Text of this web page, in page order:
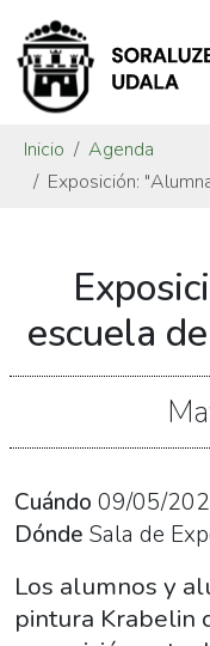
Inicio
Agenda
Exposición:
alumnado-
de-
pintura-
Exposición:
escuela
de
pintura
Krabelin"
2023-
escuela
Cuándo 09/05/
Dónde Sala de
Los alumnos y
pintura Krabelin